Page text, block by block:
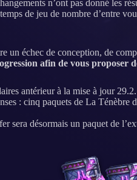
n’ont pas donné les
de jeu de nombre d’entre
échec de conception, de
afin de vous proposer
antérieur à la mise à jour 29.2.
: cinq paquets de La Ténèbre
sera désormais un paquet de